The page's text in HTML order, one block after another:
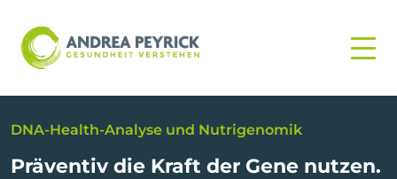
DNA-Health-Analyse und Nutrigenomik
Präventiv die Kraft der Gene nutzen.